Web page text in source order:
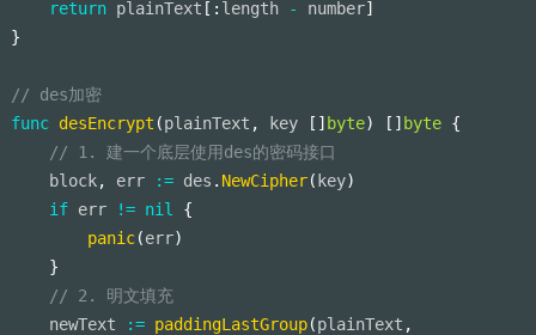
return plainText [ : length - number]
}
// des加密
func desEncrypt (plainText , key [ ]byte) [ ]byte {
// 1. 建一个底层使用des的密码接口
    block
, err := des . NewCipher(key)
if err != nil
{
panic(err)
}
// 2. 明文填充
    newText
:= paddingLastGroup(plainText ,